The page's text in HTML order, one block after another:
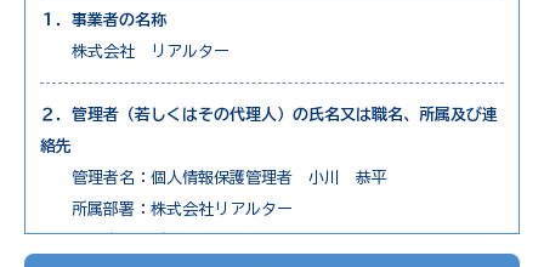
１．事業者の名称
株式会社 リアルター
２．管理者（若しくはその代理人）の氏名又は職名、所属及び連
絡先
管理者名：個人情報保護管理者 小川 恭平
所属部署：株式会社リアルター